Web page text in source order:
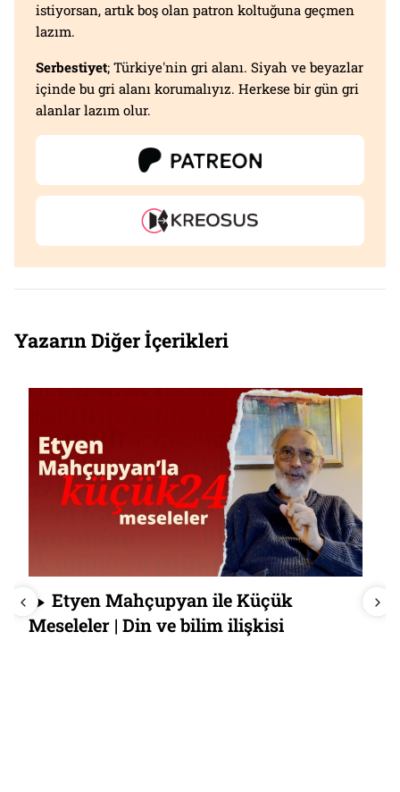
istiyorsan, artık boş olan patron koltuğuna geçmen
lazım.
Serbestiyet; Türkiye'nin gri alanı. Siyah ve beyazlar
içinde bu gri alanı korumalıyız. Herkese bir gün gri
alanlar lazım olur.
Yazarın Diğer İçerikleri
Etyen Mahçupyan ile Küçük
Meseleler | Din ve bilim ilişkisi